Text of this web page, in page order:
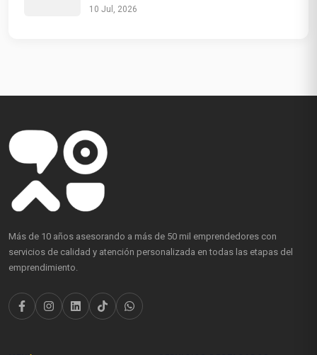
10 Jul, 2026
Más de 10 años asesorando a más de 50 mil emprendedores con
servicios de calidad y atención personalizada en todas las etapas del
emprendimiento.